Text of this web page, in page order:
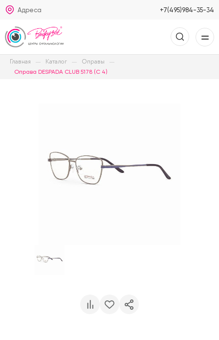
Адреса +7(495)984-35-34
Главная Каталог Оправы
Оправа DESPADA CLUB 5178 (C 4)